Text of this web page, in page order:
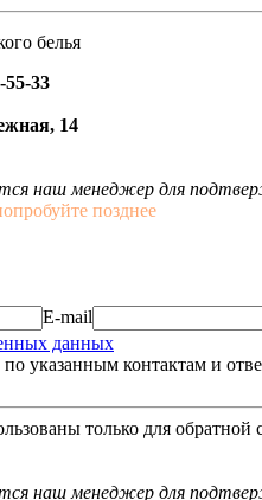
белья
55-33
14
наш менеджер для
позднее
E-mail
данных
указанным контактам и
только для обратной
наш менеджер для